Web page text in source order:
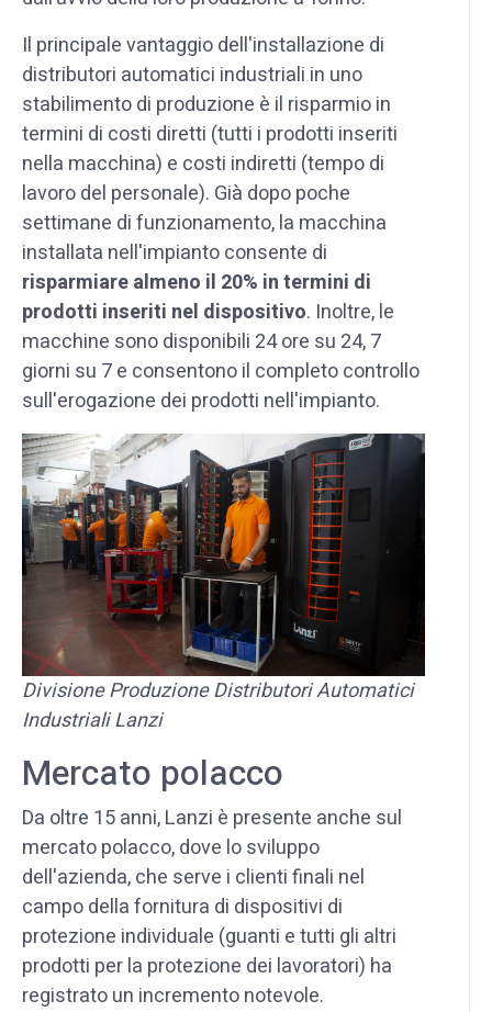
Il principale vantaggio dell'installazione di
distributori automatici industriali in uno
stabilimento di produzione è il risparmio in
termini di costi diretti (tutti i prodotti inseriti
nella macchina) e costi indiretti (tempo di
lavoro del personale). Già dopo poche
settimane di funzionamento, la macchina
installata nell'impianto consente di
risparmiare almeno il 20% in termini di
prodotti inseriti nel dispositivo. Inoltre, le
macchine sono disponibili 24 ore su 24, 7
giorni su 7 e consentono il completo controllo
sull'erogazione dei prodotti nell'impianto.
Divisione Produzione Distributori Automatici
Industriali Lanzi
Mercato polacco
Da oltre 15 anni, Lanzi è presente anche sul
mercato polacco, dove lo sviluppo
dell'azienda, che serve i clienti finali nel
campo della fornitura di dispositivi di
protezione individuale (guanti e tutti gli altri
prodotti per la protezione dei lavoratori) ha
registrato un incremento notevole.